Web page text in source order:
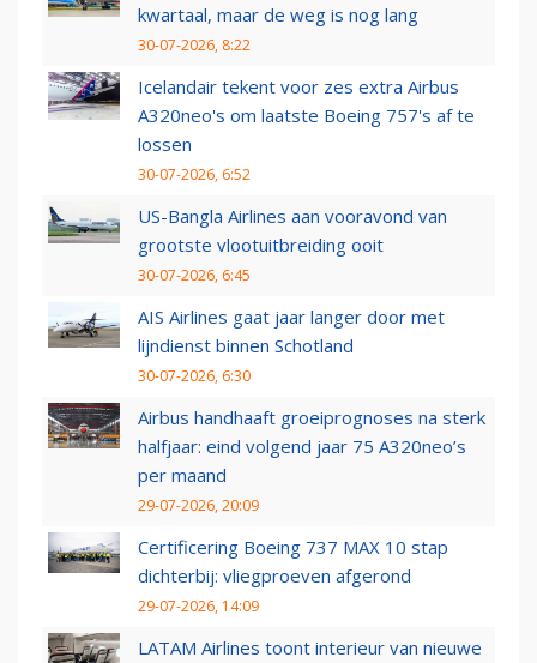
kwartaal, maar de weg is nog lang
30-07-2026, 8:22
Icelandair tekent voor zes extra Airbus
A320neo's om laatste Boeing 757's af te
lossen
30-07-2026, 6:52
US-Bangla Airlines aan vooravond van
grootste vlootuitbreiding ooit
30-07-2026, 6:45
AIS Airlines gaat jaar langer door met
lijndienst binnen Schotland
30-07-2026, 6:30
Airbus handhaaft groeiprognoses na sterk
halfjaar: eind volgend jaar 75 A320neo’s
per maand
29-07-2026, 20:09
Certificering Boeing 737 MAX 10 stap
dichterbij: vliegproeven afgerond
29-07-2026, 14:09
LATAM Airlines toont interieur van nieuwe